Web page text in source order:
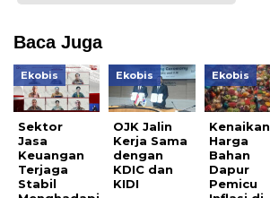
Baca Juga
Ekobis
Sektor
Jasa
Keuangan
Terjaga
Stabil
Ekobis
OJK Jalin
Kerja Sama
dengan
KDIC dan
KIDI
Ekobis
Kenaikan
Harga
Bahan
Dapur
Pemicu